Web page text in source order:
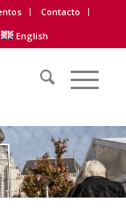
Contacto
English